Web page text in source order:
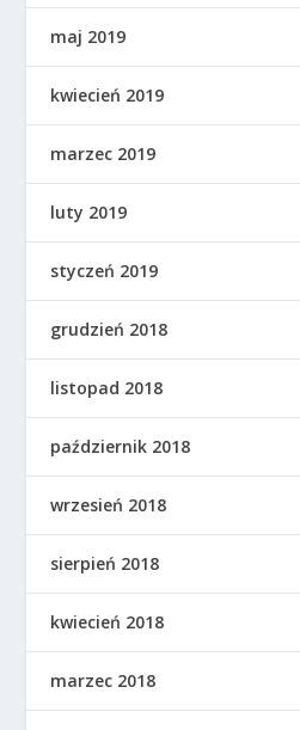
maj 2019
kwiecień 2019
marzec 2019
luty 2019
styczeń 2019
grudzień 2018
listopad 2018
październik 2018
wrzesień 2018
sierpień 2018
kwiecień 2018
marzec 2018